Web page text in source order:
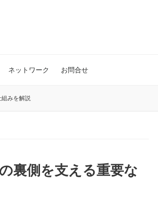
ネットワーク お問合せ
組みを解説
裏側を支える重要な